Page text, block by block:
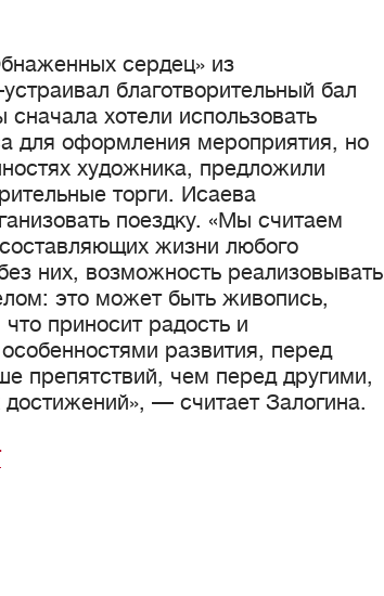
сердец» из
благотворительный бал
хотели использовать
для оформления мероприятия, но
художника, предложили
торги. Исаева
поездку. «Мы считаем
жизни любого
них, возможность реализовывать
это может быть живопись,
приносит радость и
развития, перед
препятствий, чем перед другими,
— считает Залогина.